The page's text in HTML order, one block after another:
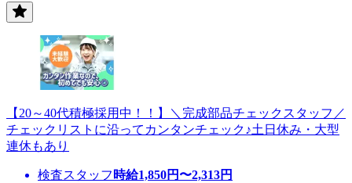
【20～40代積極採用中！！】＼完成部品チェックスタッフ／
チェックリストに沿ってカンタンチェック♪土日休み・大型
連休もあり
検査スタッフ 時給1,850円〜2,313円